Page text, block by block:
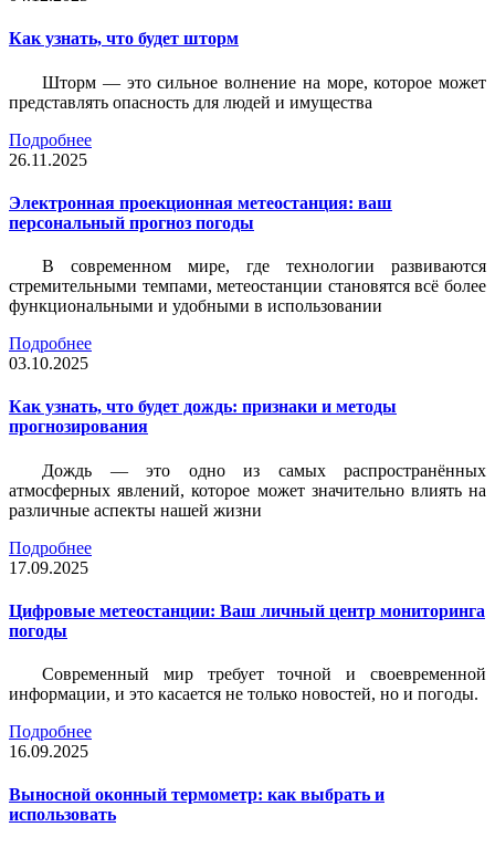
Как узнать, что будет шторм
Шторм — это сильное волнение на море, которое может
представлять опасность для людей и имущества
Подробнее
26.11.2025
Электронная проекционная метеостанция: ваш
персональный прогноз погоды
В современном мире, где технологии развиваются
стремительными темпами, метеостанции становятся всё более
функциональными и удобными в использовании
Подробнее
03.10.2025
Как узнать, что будет дождь: признаки и методы
прогнозирования
Дождь — это одно из самых распространённых
атмосферных явлений, которое может значительно влиять на
различные аспекты нашей жизни
Подробнее
17.09.2025
Цифровые метеостанции: Ваш личный центр мониторинга
погоды
Современный мир требует точной и своевременной
информации, и это касается не только новостей, но и погоды.
Подробнее
16.09.2025
Выносной оконный термометр: как выбрать и
использовать